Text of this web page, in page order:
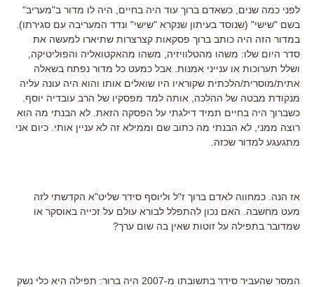
לפני כמה שנים, כשאדם ברוך עוד היה בחיים, היה לו מדור ב"מעריב"
בשם "שישי" (שנוסד בעיתון שנקרא "שישי" ונדד המעריבה עם סגירתו).
במדור הזה היה כותב ברוך פסקאות קצרצרות שתיארו למעשה את
סדר היום שלו: משהו מהטלוויזיה, משהו מהאקטואליה והפוליטיקה,
ושלל תערוכות או ענייני אמנות. אבל כמעט כל מדור נפתח בשאלה
אתית/מוסרית/הלכתית שקוראיו היו שואלים אותו והוא היה עונה עליה
מנקודת מבטה של ההלכה, אותה למד מפסקיו של הרב עובדיה יוסף.
כשברוך היה בחיים תמיד דילגתי על הפסקה הזאת. לא הבנתי מה הוא
רוצה ממני, לא הבנתי מה כתוב שם וממילא זה לא עניין אותי. כיום אני
מתגעגע למדור שכזה.
אז הנה. כמחווה לאדם ברוך ז"ל וליוסף סידר שליט"א הקדשתי לזה
מעט מחשבה. האם נכון להתפלל לבורא עולם על זכייה באוסקר או
שמדובר בתפילה על זוטות שאין בה שום ערך?
המסר שהעביר סידר בתשובתו מ-2007 היה ברור: תפילה היא כלי נשק